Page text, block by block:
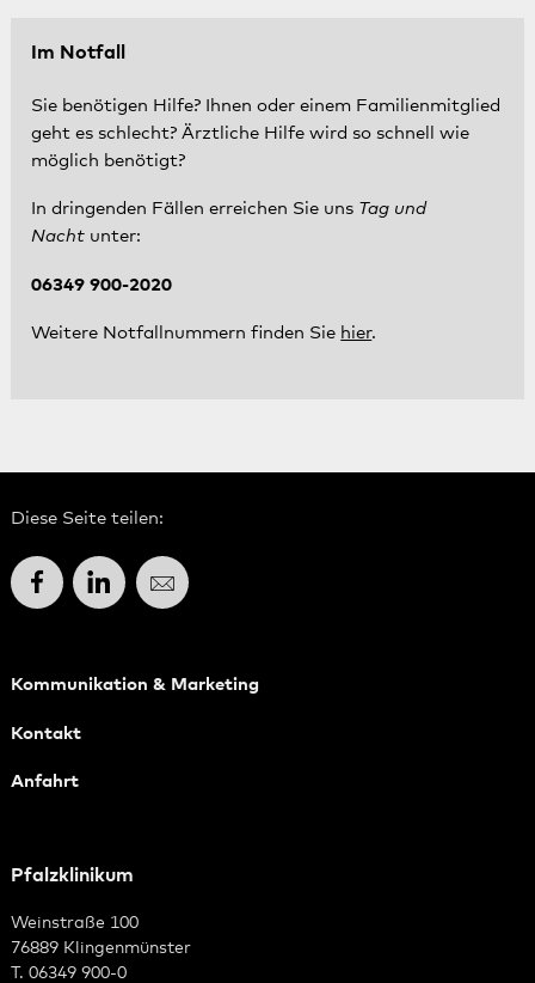
Im Notfall
Sie benötigen Hilfe? Ihnen oder einem Familienmitglied
geht es schlecht? Ärztliche Hilfe wird so schnell wie
möglich benötigt?
In dringenden Fällen erreichen Sie uns Tag und
Nacht unter:
06349 900-2020
Weitere Notfallnummern finden Sie hier.
Diese Seite teilen:
FacebookLinkedInE-Mail
Kommunikation & Marketing
Kontakt
Anfahrt
Pfalzklinikum
Weinstraße 100
76889 Klingenmünster
T. 06349 900-0